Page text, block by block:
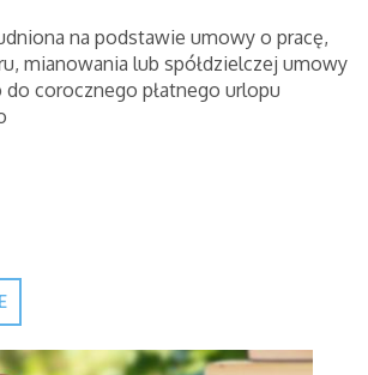
na podstawie umowy o pracę,
mianowania lub spółdzielczej umowy
do corocznego płatnego urlopu